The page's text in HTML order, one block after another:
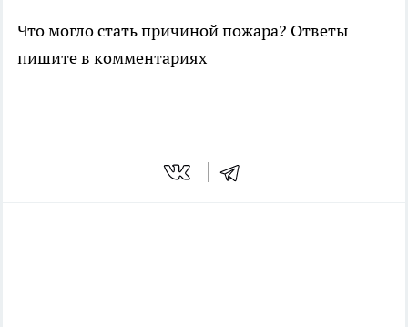
Что могло стать причиной пожара? Ответы
пишите в комментариях